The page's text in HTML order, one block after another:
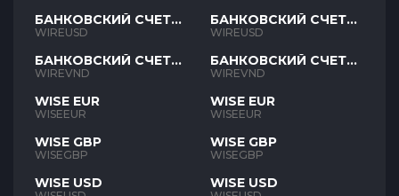
БАНКОВСКИЙ СЧЕТ
USD
WIREUSD
БАНКОВСКИЙ СЧЕТ
VND
WIREVND
WISE EUR
WISEEUR
WISE GBP
WISEGBP
WISE USD
БАНКОВСКИЙ СЧЕТ
USD
WIREUSD
БАНКОВСКИЙ СЧЕТ
VND
WIREVND
WISE EUR
WISEEUR
WISE GBP
WISEGBP
WISE USD